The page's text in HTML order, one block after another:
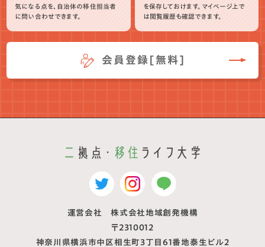
気になる点を、自治体の移住担当者
に問い合わせできます。
を保存しておけます。マイページ上で
は閲覧履歴も確認できます。
会員登録[無料]
運営会社 株式会社地域創発機構
〒2310012
神奈川県横浜市中区相生町3丁目61番地泰生ビル2